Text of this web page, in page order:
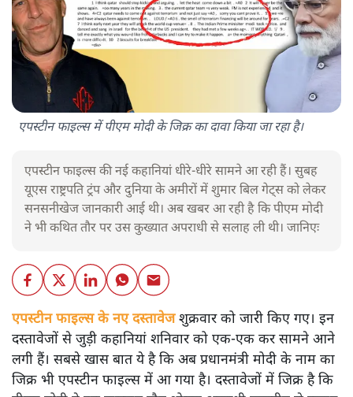
एपस्टीन फाइल्स में पीएम मोदी के जिक्र का दावा किया जा रहा है।
एपस्टीन फाइल्स की नई कहानियां धीरे-धीरे सामने आ रही हैं। सुबह
यूएस राष्ट्रपति ट्रंप और दुनिया के अमीरों में शुमार बिल गेट्स को लेकर
सनसनीखेज जानकारी आई थी। अब खबर आ रही है कि पीएम मोदी
ने भी कथित तौर पर उस कुख्यात अपराधी से सलाह ली थी। जानिएः
एपस्टीन फाइल्स के नए दस्तावेजशुक्रवार को जारी किए गए। इन
दस्तावेजों से जुड़ी कहानियां शनिवार को एक-एक कर सामने आने
लगी हैं। सबसे खास बात ये है कि अब प्रधानमंत्री मोदी के नाम का
जिक्र भी एपस्टीन फाइल्स में आ गया है। दस्तावेजों में जिक्र है कि